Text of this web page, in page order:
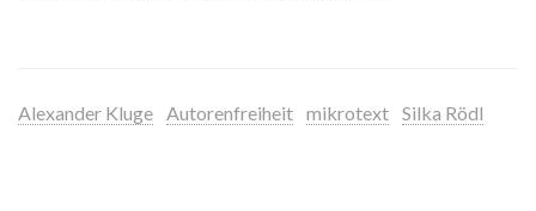
Alexander Kluge Autorenfreiheit mikrotext Silka Rödl